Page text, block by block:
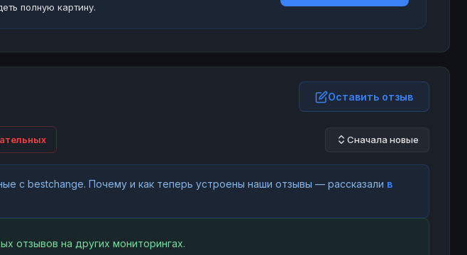
полную картину.
Оставить отзыв
Сначала новые
с bestchange. Почему и как теперь устроены наши отзывы — рассказали в
отзывов на других мониторингах.